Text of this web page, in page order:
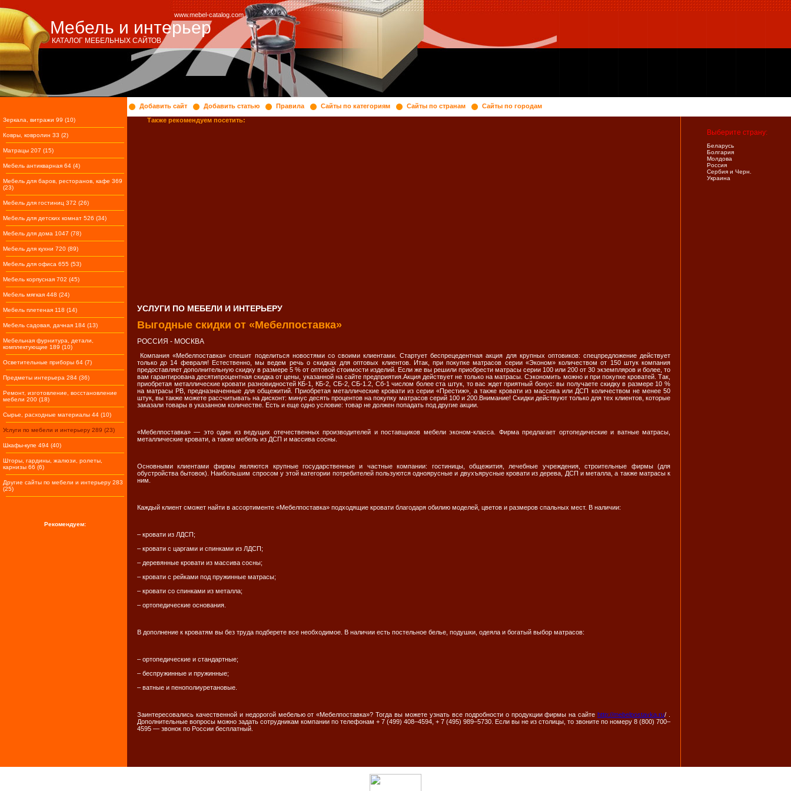
Мебель и интерьер
www.mebel-catalog.com
КАТАЛОГ МЕБЕЛЬНЫХ САЙТОВ
Зеркала, витражи 99 (10)
Ковры, ковролин 33 (2)
Матрацы 207 (15)
Мебель антикварная 64 (4)
Мебель для баров, ресторанов, кафе 369
(23)
Мебель для гостиниц 372 (26)
Мебель для детских комнат 526 (34)
Мебель для дома 1047 (78)
Мебель для кухни 720 (89)
Мебель для офиса 655 (53)
Мебель корпусная 702 (45)
Мебель мягкая 448 (24)
Мебель плетеная 118 (14)
Мебель садовая, дачная 184 (13)
Мебельная фурнитура, детали,
комплектующие 189 (10)
Осветительные приборы 64 (7)
Предметы интерьера 284 (36)
Ремонт, изготовление, восстановление
мебели 200 (18)
Сырье, расходные материалы 44 (10)
Услуги по мебели и интерьеру 289 (23)
Шкафы-купе 494 (40)
Шторы, гардины, жалюзи, ролеты,
карнизы 66 (6)
Другие сайты по мебели и интерьеру 283
(25)
Рекомендуем:
Добавить сайт Добавить статью Правила Сайты по категориям Сайты по странам
Сайты по городам
Также рекомендуем посетить:
УСЛУГИ ПО МЕБЕЛИ И ИНТЕРЬЕРУ
Выгодные скидки от «Мебелпоставка»
РОССИЯ - МОСКВА
Компания «Мебелпоставка» спешит поделиться новостями со своими клиентами. Стартует беспрецедентная акция для крупных оптовиков: спецпредложение действует
только до 14 февраля! Естественно, мы ведем речь о скидках для оптовых клиентов. Итак, при покупке матрасов серии «Эконом» количеством от 150 штук компания
предоставляет дополнительную скидку в размере 5 % от оптовой стоимости изделий. Если же вы решили приобрести матрасы серии 100 или 200 от 30 экземпляров и более, то
вам гарантирована десятипроцентная скидка от цены, указанной на сайте предприятия.Акция действует не только на матрасы. Сэкономить можно и при покупке кроватей. Так,
приобретая металлические кровати разновидностей КБ-1, КБ-2, СБ-2, СБ-1.2, Сб-1 числом более ста штук, то вас ждет приятный бонус: вы получаете скидку в размере 10 %
на матрасы РВ, предназначенные для общежитий. Приобретая металлические кровати из серии «Престиж», а также кровати из массива или ДСП количеством не менее 50
штук, вы также можете рассчитывать на дисконт: минус десять процентов на покупку матрасов серий 100 и 200.Внимание! Скидки действуют только для тех клиентов, которые
заказали товары в указанном количестве. Есть и еще одно условие: товар не должен попадать под другие акции.
«Мебелпоставка» — это один из ведущих отечественных производителей и поставщиков мебели эконом-класса. Фирма предлагает ортопедические и ватные матрасы,
металлические кровати, а также мебель из ДСП и массива сосны.
Основными клиентами фирмы являются крупные государственные и частные компании: гостиницы, общежития, лечебные учреждения, строительные фирмы (для
обустройства бытовок). Наибольшим спросом у этой категории потребителей пользуются одноярусные и двухъярусные кровати из дерева, ДСП и металла, а также матрасы к
ним.
Каждый клиент сможет найти в ассортименте «Мебелпоставка» подходящие кровати благодаря обилию моделей, цветов и размеров спальных мест. В наличии:
– кровати из ЛДСП;
– кровати с царгами и спинками из ЛДСП;
– деревянные кровати из массива сосны;
– кровати с рейками под пружинные матрасы;
– кровати со спинками из металла;
– ортопедические основания.
В дополнение к кроватям вы без труда подберете все необходимое. В наличии есть постельное белье, подушки, одеяла и богатый выбор матрасов:
– ортопедические и стандартные;
– беспружинные и пружинные;
– ватные и пенополиуретановые.
Заинтересовались качественной и недорогой мебелью от «Мебелпоставка»? Тогда вы можете узнать все подробности о продукции фирмы на сайтеhttp://mebelpostavka.ru/ .
Дополнительные вопросы можно задать сотрудникам компании по телефонам + 7 (499) 408–4594, + 7 (495) 989–5730. Если вы не из столицы, то звоните по номеру 8 (800) 700–
4595 — звонок по России бесплатный.
Выберите страну:
Беларусь
Болгария
Молдова
Россия
Сербия и Черн.
Украина